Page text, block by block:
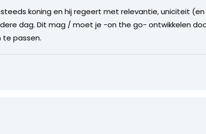
koning en hij regeert met relevantie, uniciteit
dag. Dit mag / moet je -on the go- ontwikkelen
te passen.